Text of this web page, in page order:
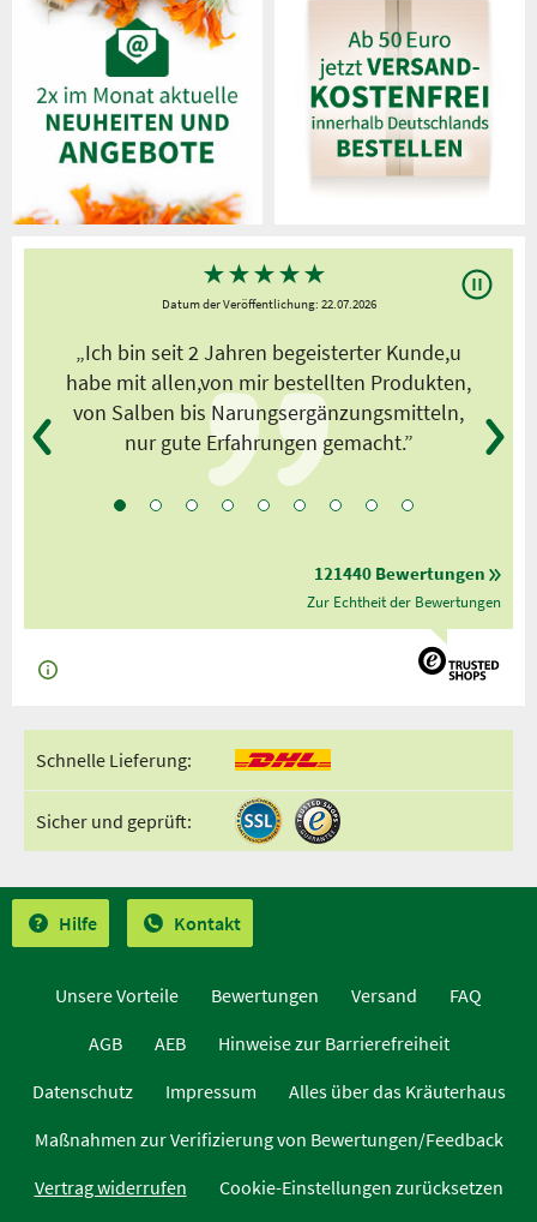
★★★★★
Datum der Veröffentlichung: 22.07.2026
„Ich bin seit 2 Jahren begeisterter Kunde,u
habe mit allen,von mir bestellten Produkten,
von Salben bis Narungsergänzungsmitteln,
nur gute Erfahrungen gemacht.”
121440 Bewertungen
Zur Echtheit der Bewertungen
Schnelle Lieferung:
Sicher und geprüft:
Hilfe Kontakt
Unsere Vorteile Bewertungen Versand
FAQ
AGB
AEB
Hinweise zur Barrierefreiheit
Datenschutz
Impressum
Alles über das Kräuterhaus
Maßnahmen zur Verifizierung von Bewertungen/Feedback
Vertrag widerrufen
Cookie-Einstellungen zurücksetzen